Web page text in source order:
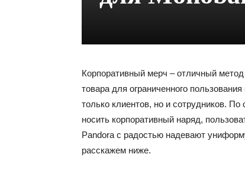
Корпоративный мерч – отличный
товара для ограниченного
только клиентов, но и сотрудников.
носить корпоративный наряд,
Pandora с радостью надевают
расскажем ниже.